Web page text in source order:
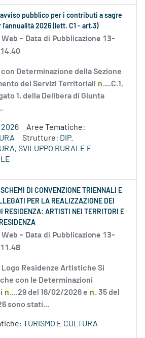
pubblico per i contributi a sagre
2026 (lett. C1 - art.3)
- Data di Pubblicazione 13-
Determinazione della Sezione
dei Servizi Territoriali n....C.1,
1, della Delibera di Giunta
2026
Aree Tematiche:
Strutture: DIP.
SVILUPPO RURALE E
DI CONVENZIONE TRIENNALI E
PER LA REALIZZAZIONE DEI
RESIDENZA: ARTISTI NEI TERRITORI E
- Data di Pubblicazione 13-
Logo Residenze Artistiche Si
con le Determinazioni
n....29 del 16/02/2026 e n. 35 del
sono stati...
TURISMO E CULTURA